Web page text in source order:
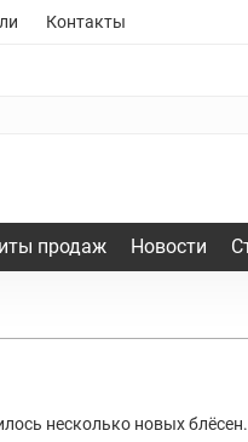
Контакты
продаж Новости
несколько новых